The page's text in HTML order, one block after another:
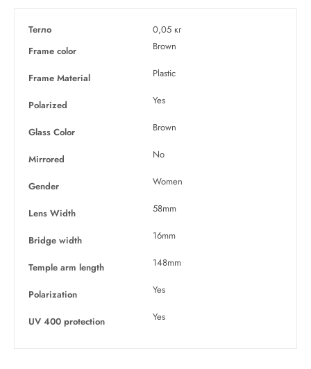
Тегло
0,05 кг
Frame color
Brown
Frame Material Plastic
Polarized Yes
Glass Color Brown
Mirrored No
Gender Women
Lens Width 58mm
Bridge width 16mm
Temple arm length 148mm
Polarization Yes
UV 400 protection Yes